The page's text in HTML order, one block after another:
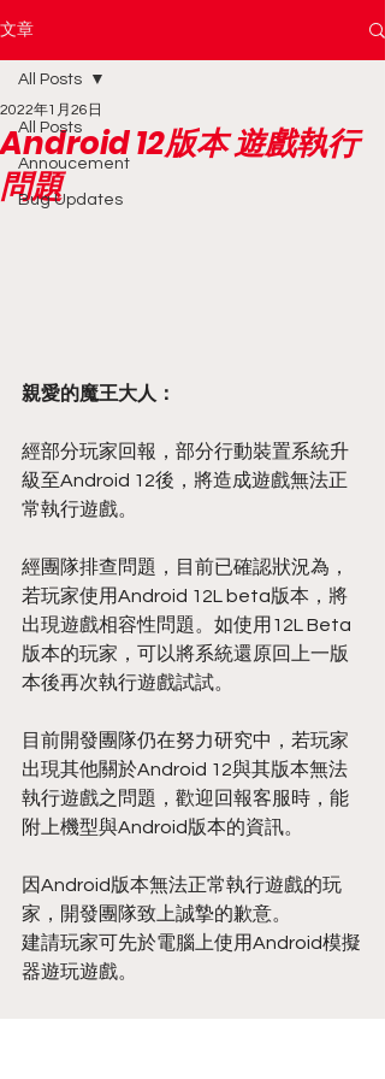
文章
All Posts
Annoucement
Bug Updates
All Posts
Android 12版本 遊戲執行
問題
2022年1月26日
親愛的魔王大人：
經部分玩家回報，部分行動裝置系統升
級至Android 12後，將造成遊戲無法正
常執行遊戲。
經團隊排查問題，目前已確認狀況為，
若玩家使用Android 12L beta版本，將
出現遊戲相容性問題。如使用12L Beta
版本的玩家，可以將系統還原回上一版
本後再次執行遊戲試試。
目前開發團隊仍在努力研究中，若玩家
出現其他關於Android 12與其版本無法
執行遊戲之問題，歡迎回報客服時，能
附上機型與Android版本的資訊。
因Android版本無法正常執行遊戲的玩
家，開發團隊致上誠摯的歉意。
建請玩家可先於電腦上使用Android模擬
器遊玩遊戲。